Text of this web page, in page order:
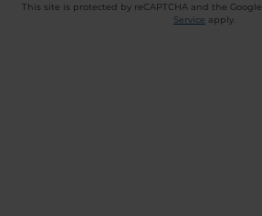
This site is protected by reCAPTCHA and the Google
Service apply.